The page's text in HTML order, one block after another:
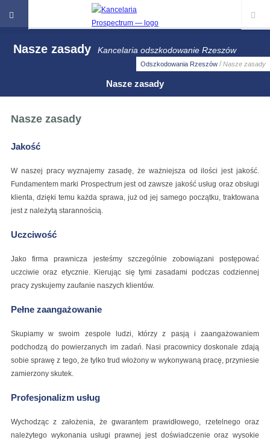
Odszkodowania Rzeszów / Nasze zasady
Nasze zasady Kancelaria odszkodowanie Rzeszów
Nasze zasady
Nasze zasady
Jakość
W naszej pracy wyznajemy zasadę, że ważniejsza od ilości jest jakość.
Fundamentem marki Prospectrum jest od zawsze jakość usług oraz obsługi
klienta, dzięki temu każda sprawa, już od jej samego początku, traktowana
jest z należytą starannością.
Uczciwość
Jako firma prawnicza jesteśmy szczególnie zobowiązani postępować
uczciwie oraz etycznie. Kierując się tymi zasadami podczas codziennej
pracy zyskujemy zaufanie naszych klientów.
Pełne zaangażowanie
Skupiamy w swoim zespole ludzi, którzy z pasją i zaangażowaniem
podchodzą do powierzanych im zadań. Nasi pracownicy doskonale zdają
sobie sprawę z tego, że tylko trud włożony w wykonywaną pracę, przyniesie
zamierzony skutek.
Profesjonalizm usług
Wychodząc z założenia, że gwarantem prawidłowego, rzetelnego oraz
należytego wykonania usługi prawnej jest doświadczenie oraz wysokie